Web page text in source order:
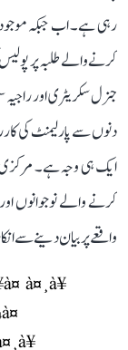
کرنے والے طلبہ پر
دنوں سے پارلیمنٹ کی
ایک ہی وجہ ہے۔ مرکزی
واقعے پر بیان دینے سے
à¤¸à¥